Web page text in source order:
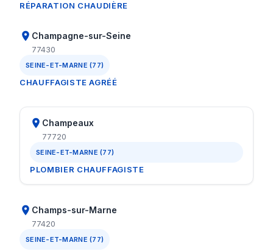
RÉPARATION CHAUDIÈRE
Champagne-sur-Seine
77430
SEINE-ET-MARNE (77)
CHAUFFAGISTE AGRÉÉ
Champeaux
77720
SEINE-ET-MARNE (77)
PLOMBIER CHAUFFAGISTE
Champs-sur-Marne
77420
SEINE-ET-MARNE (77)